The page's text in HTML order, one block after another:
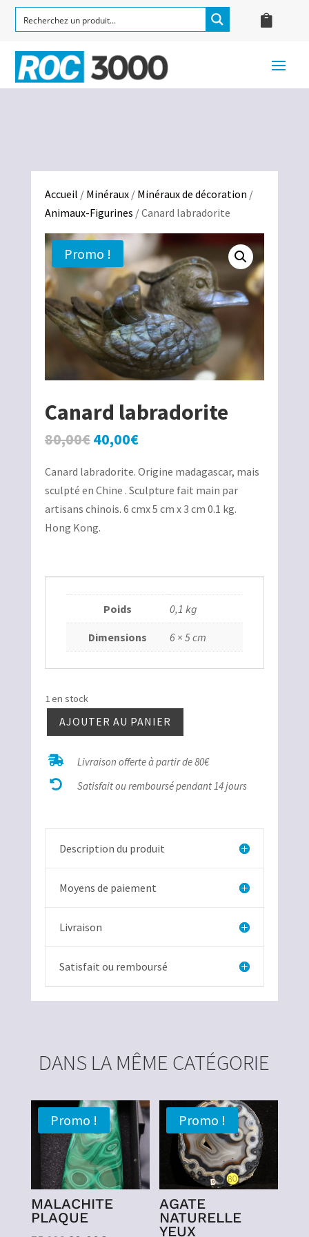
Accueil / Minéraux/ Minéraux de décoration /
Animaux-Figurines / Canard labradorite
Promo !
Canard labradorite
80,00€Le
initial
était :
80,00€.
40,00€Le
actuel
est :
40,00€.
Canard labradorite. Origine madagascar, mais
sculpté en Chine . Sculpture fait main par
artisans chinois. 6 cmx 5 cm x 3 cm 0.1 kg.
Hong Kong.
Poids 0,1 kg
Dimensions 6 × 5 cm
1 en stock
quantité
Canard
labradorite
AJOUTER AU PANIER
 Livraison offerte à partir de 80€
 Satisfait ou remboursé pendant 14 jours
Description du produit
Moyens de paiement
Livraison
Satisfait ou remboursé
DANS LA MÊME CATÉGORIE
Promo !
MALACHITE
PLAQUE
Promo !
AGATE
NATURELLE
YEUX